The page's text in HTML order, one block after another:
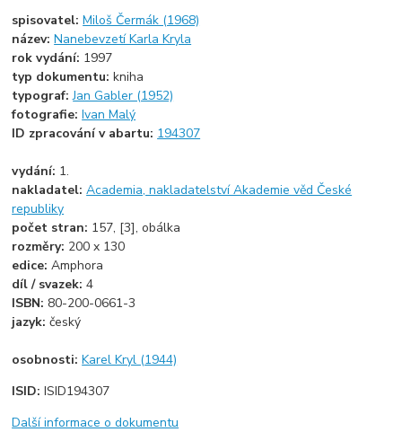
spisovatel:Miloš Čermák (1968)
název:Nanebevzetí Karla Kryla
rok vydání: 1997
typ dokumentu:kniha
typograf:Jan Gabler (1952)
fotografie:Ivan Malý
ID zpracování v abartu: 194307
vydání: 1.
nakladatel:Academia, nakladatelství Akademie věd České
republiky
počet stran: 157, [3], obálka
rozměry: 200 x 130
edice:Amphora
díl / svazek:4
ISBN: 80-200-0661-3
jazyk:český
osobnosti:Karel Kryl (1944)
ISID:ISID194307
Další informace o dokumentu